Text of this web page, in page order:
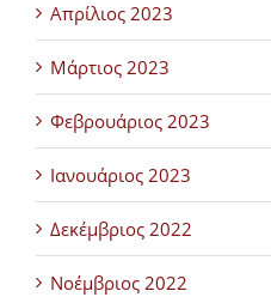
Απρίλιος 2023
Μάρτιος 2023
Φεβρουάριος 2023
Ιανουάριος 2023
Δεκέμβριος 2022
Νοέμβριος 2022